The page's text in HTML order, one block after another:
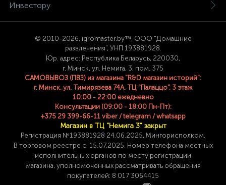
Инвестору
© 2010-2026, igromaster.by™, ООО "Домашние
развлечения", УНП 193881928.
Юр. адрес: Республика Беларусь, 220030,
г. Минск, ул. Немига, 3, пом. 375
САМОВЫВОЗ (ПВЗ) из магазина "R&D магазин историй":
г. Минск, ул. Тимирязева 74A, ТЦ "Палаццо", 3 этаж
10:00 - 22:00 ежедневно
Консультации (09:00 - 18:00 Пн-Пт):
+375 29 399-66-11 viber / telegram / whatsapp
Магазин в ТЦ "Немига 3" закрыт
Регистрация №193881928 24 .06.2025, Мингорисполком.
В торговом реестре с 15.07.2025. Номер телефона местных
исполнительных органов по месту регистрации
магазина,уполномоченных рассматривать обращения
покупателей: 8 017 3064415